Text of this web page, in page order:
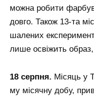
можна робити
довго. Також 13-та
шалених
лише освіжить
18 серпня. Місяць у
му місячну добу,